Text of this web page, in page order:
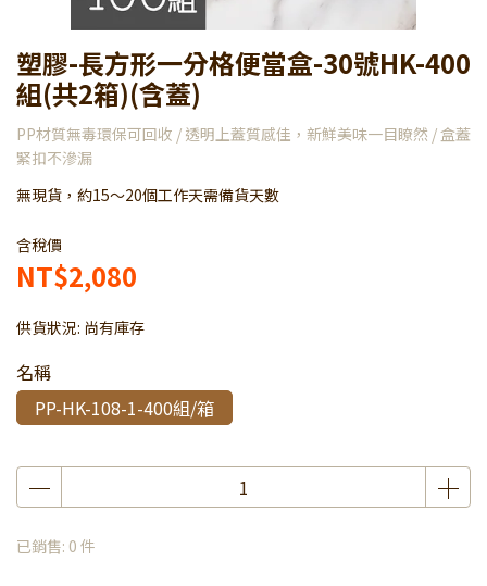
塑膠-長方形一分格便當盒-30號HK-400
組(共2箱)(含蓋)
PP材質無毒環保可回收 / 透明上蓋質感佳，新鮮美味一目瞭然 / 盒蓋
緊扣不滲漏
無現貨，約15～20個工作天需備貨天數
含稅價
NT$2,080
供貨狀況: 尚有庫存
名稱
PP-HK-108-1-400組/箱
已銷售: 0 件